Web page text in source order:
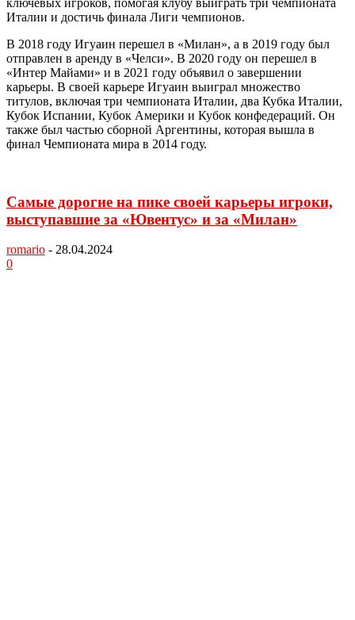
Италии и достичь финала Лиги чемпионов.
В 2018 году Игуаин перешел в «Милан», а в 2019 году был
отправлен в аренду в «Челси». В 2020 году он перешел в
«Интер Майами» и в 2021 году объявил о завершении
карьеры. В своей карьере Игуаин выиграл множество
титулов, включая три чемпионата Италии, два Кубка Италии,
Кубок Испании, Кубок Америки и Кубок конфедераций. Он
также был частью сборной Аргентины, которая вышла в
финал Чемпионата мира в 2014 году.
Самые дорогие на пике своей карьеры игроки,
выступавшие за «Ювентус» и за «Милан»
romario - 28.04.2024
0